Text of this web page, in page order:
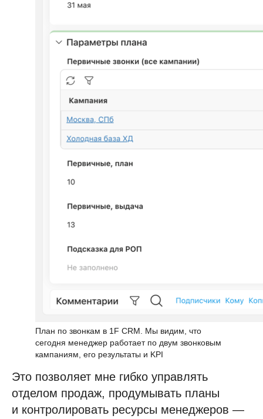
План по звонкам в 1F CRM. Мы видим, что
сегодня менеджер работает по двум звонковым
кампаниям, его результаты и KPI
Это позволяет мне гибко управлять
отделом продаж, продумывать планы
и контролировать ресурсы менеджеров —